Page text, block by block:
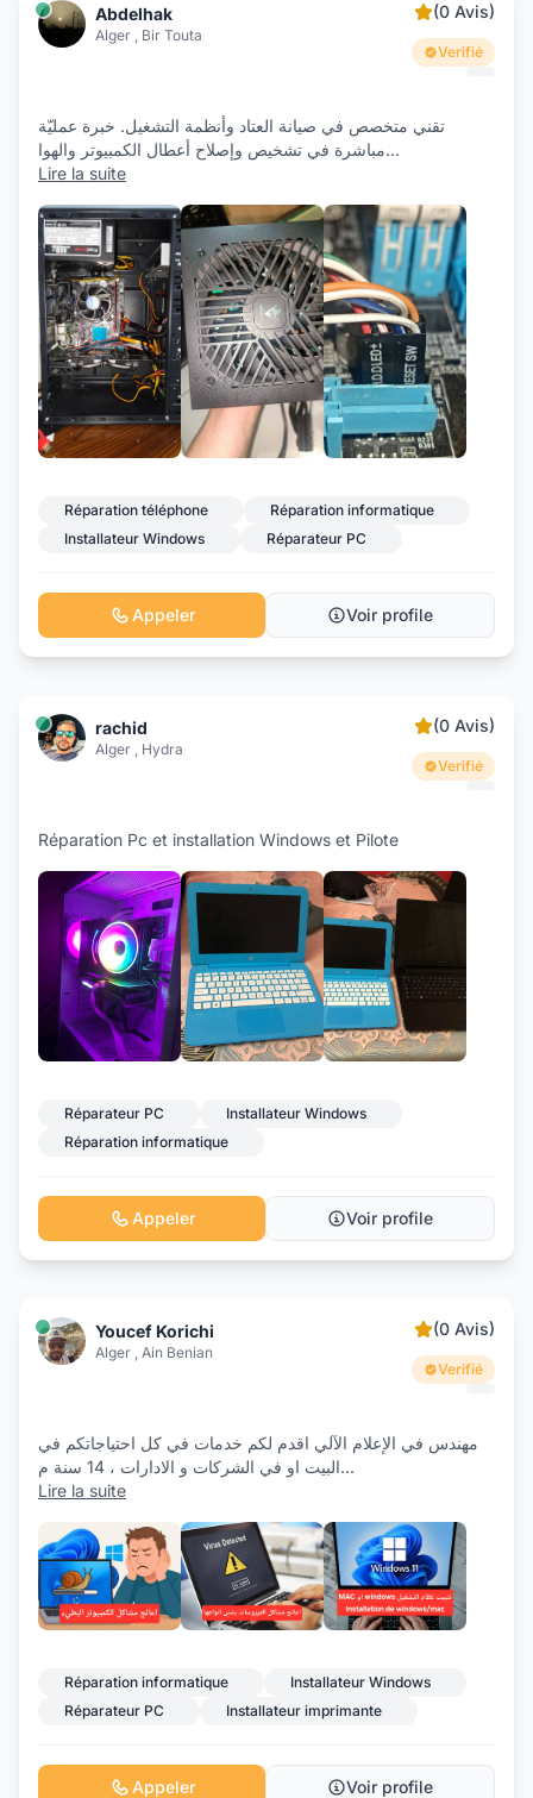
Abdelhak
Alger , Bir Touta
(0 Avis)
Verifié
تقني متخصص في صيانة العتاد وأنظمة التشغيل. خبرة عمليّة
مباشرة في تشخيص وإصلاح أعطال الكمبيوتر والهوا...
Lire la suite
Réparation téléphone
Réparation informatique
Installateur Windows
Réparateur PC
Appeler Voir profile
rachid
Alger , Hydra
(0 Avis)
Verifié
Réparation Pc et installation Windows et Pilote
Réparateur PC
Installateur Windows
Réparation informatique
Appeler Voir profile
Youcef Korichi
Alger , Ain Benian
(0 Avis)
Verifié
مهندس في الإعلام الآلي اقدم لكم خدمات في كل احتياجاتكم في
البيت او في الشركات و الادارات ، 14 سنة م...
Lire la suite
Réparation informatique
Installateur Windows
Réparateur PC
Installateur imprimante
Appeler Voir profile